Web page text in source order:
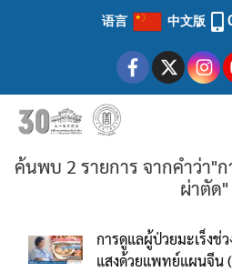
语言 中文版
ค้นพบ 2 รายการ จากคำว่า"ก
ผ่าตัด"
การดูแลผู้ป่วยมะเร็งช่
แสงด้วยแพทย์แผนจีน